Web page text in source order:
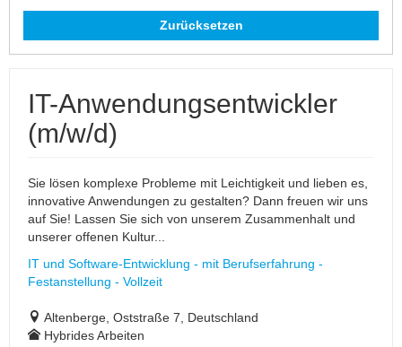
Zurücksetzen
IT-Anwendungsentwickler
(m/w/d)
Sie lösen komplexe Probleme mit Leichtigkeit und lieben es,
innovative Anwendungen zu gestalten? Dann freuen wir uns
auf Sie! Lassen Sie sich von unserem Zusammenhalt und
unserer offenen Kultur...
IT und Software-Entwicklung - mit Berufserfahrung -
Festanstellung - Vollzeit
Altenberge, Oststraße 7, Deutschland
Hybrides Arbeiten